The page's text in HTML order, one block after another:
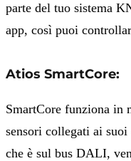
parte del tuo sistema
app, così puoi
Atios SmartCore:
SmartCore funziona in
sensori collegati ai
che è sul bus DALI,